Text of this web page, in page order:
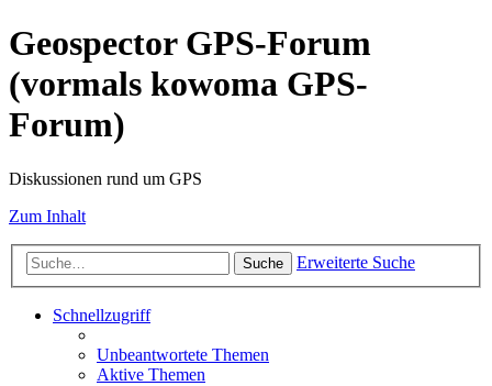
Geospector GPS-Forum
(vormals kowoma GPS-
Forum)
Diskussionen rund um GPS
Zum Inhalt
Suche Erweiterte Suche
Schnellzugriff
Unbeantwortete Themen
Aktive Themen